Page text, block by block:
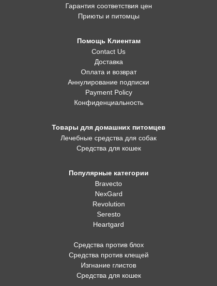
Гарантия соответствия цен
Приюты и питомцы
Помощь Клиентам
Contact Us
Доставка
Оплата и возврат
Аннулирование подписки
Payment Policy
Конфиденциальность
Товары для домашних питомцев
Лечебные средства для собак
Средства для кошек
Популярные категории
Bravecto
NexGard
Revolution
Seresto
Heartgard
Средства против блох
Средства против клещей
Изгнание глистов
Средства для кошек